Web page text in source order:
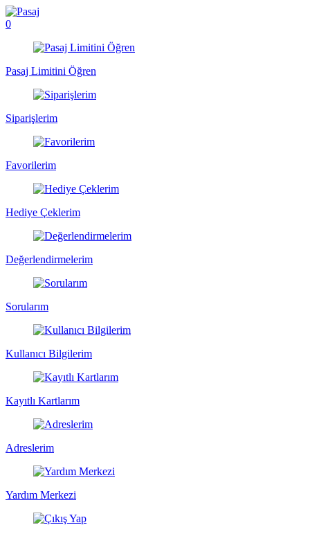
0
Pasaj Limitini Öğren
Siparişlerim
Favorilerim
Hediye Çeklerim
Değerlendirmelerim
Sorularım
Kullanıcı Bilgilerim
Kayıtlı Kartlarım
Adreslerim
Yardım Merkezi